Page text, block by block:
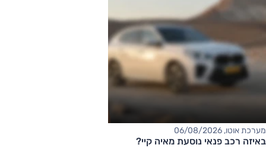
מערכת אוטו, 06/08/2026
באיזה רכב פנאי נוסעת מאיה קיי?